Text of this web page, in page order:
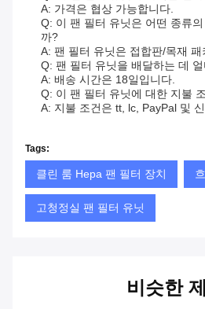
A: 가격은 협상 가능합니다.
Q: 이 팬 필터 유닛은 어떤 종류
까?
A: 팬 필터 유닛은 접합판/목재
Q: 팬 필터 유닛을 배달하는 데
A: 배송 시간은 18일입니다.
Q: 이 팬 필터 유닛에 대한 지불
A: 지불 조건은 tt, lc, PayPal 및
Tags:
클린 룸 Hepa 팬 필터 장치
고청정실 팬 필터 유닛
비슷한